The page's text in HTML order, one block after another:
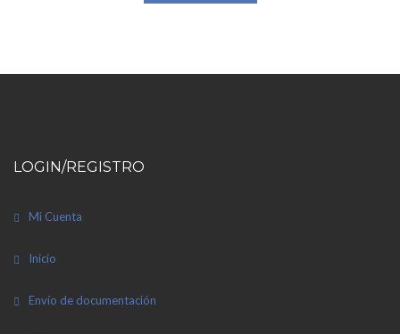
LOGIN/REGISTRO
Mi Cuenta
Inicio
Envío de documentación